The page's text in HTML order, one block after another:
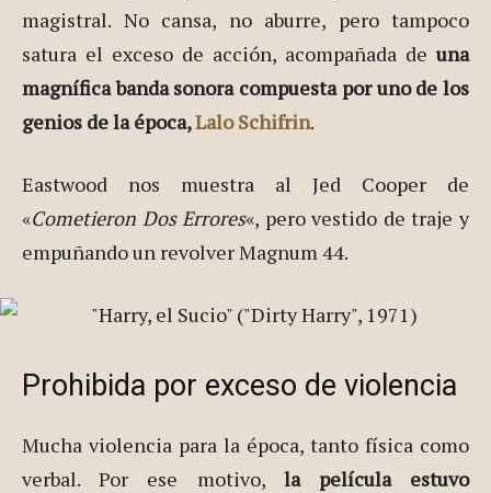
magistral. No cansa, no aburre, pero tampoco
satura el exceso de acción, acompañada deuna
magnífica banda sonora compuesta por uno de los
genios de la época,Lalo Schifrin.
Eastwood nos muestra al Jed Cooper de
«Cometieron Dos Errores«, pero vestido de traje y
empuñando un revolver Magnum 44.
Prohibida por exceso de violencia
Mucha violencia para la época, tanto física como
verbal. Por ese motivo, la película estuvo